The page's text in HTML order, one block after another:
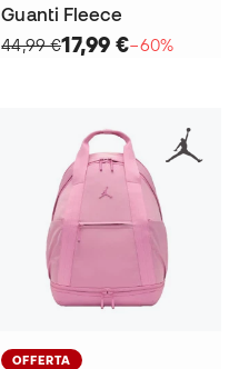
Guanti Fleece
44,99 €17,99 €−60%
OFFERTA